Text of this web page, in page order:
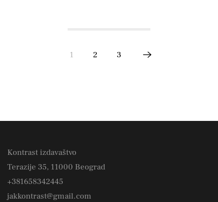
1 2 3
Kontrast izdavaštvo
Terazije 35, 11000 Beograd
+381658342445
jakkontrast@gmail.com